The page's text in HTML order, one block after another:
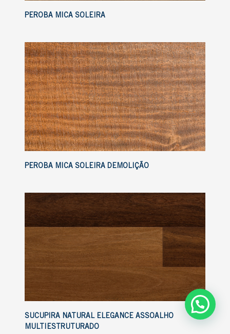
PEROBA MICA SOLEIRA
PEROBA MICA SOLEIRA DEMOLIÇÃO
SUCUPIRA NATURAL ELEGANCE ASSOALHO
MULTIESTRUTURADO